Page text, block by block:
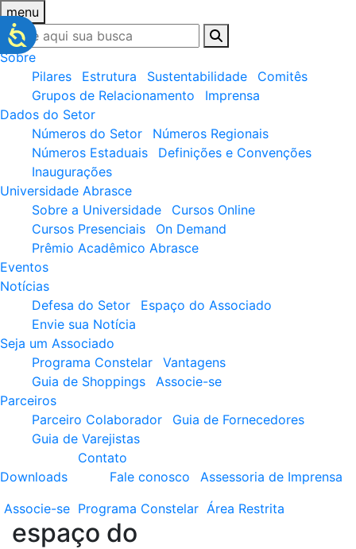
menu
Sobre
Pilares
Estrutura Sustentabilidade
Comitês
Grupos de Relacionamento
Imprensa
Dados do Setor
Números do Setor
Números Regionais
Números Estaduais
Definições e Convenções
Inaugurações
Universidade Abrasce
Sobre a Universidade
Cursos Online
Cursos Presenciais
On Demand
Prêmio Acadêmico Abrasce
Eventos
Notícias
Defesa do Setor
Espaço do Associado
Envie sua Notícia
Seja um Associado
Programa Constelar
Vantagens
Guia de Shoppings
Associe-se
Parceiros
Parceiro Colaborador
Guia de Fornecedores
Guia de Varejistas
Downloads
Contato
Fale conosco
Assessoria de Imprensa
Associe-se Programa Constelar Área Restrita
espaço do